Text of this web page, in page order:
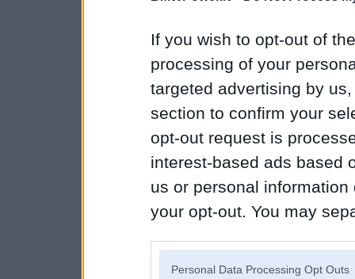
If you wish to opt-out of
processing of your
targeted advertising by
section to confirm your
opt-out request is
interest-based ads based
us or personal
your opt-out. You may
Personal Data Processing Opt Outs